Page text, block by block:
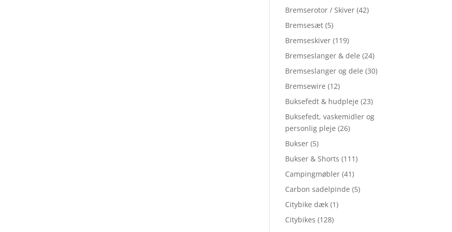
Bremserotor / Skiver (42)
Bremsesæt (5)
Bremseskiver (119)
Bremseslanger & dele (24)
Bremseslanger og dele (30)
Bremsewire (12)
Buksefedt & hudpleje (23)
Buksefedt, vaskemidler og
personlig pleje (26)
Bukser (5)
Bukser & Shorts (111)
Campingmøbler (41)
Carbon sadelpinde (5)
Citybike dæk (1)
Citybikes (128)